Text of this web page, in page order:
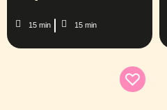
15 min 15 min